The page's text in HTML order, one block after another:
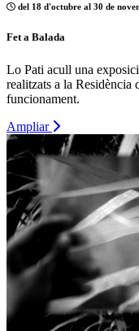
del 18 d'octubre al 30 de
Fet a Balada
Lo Pati acull una
realitzats a la
funcionament.
Ampliar